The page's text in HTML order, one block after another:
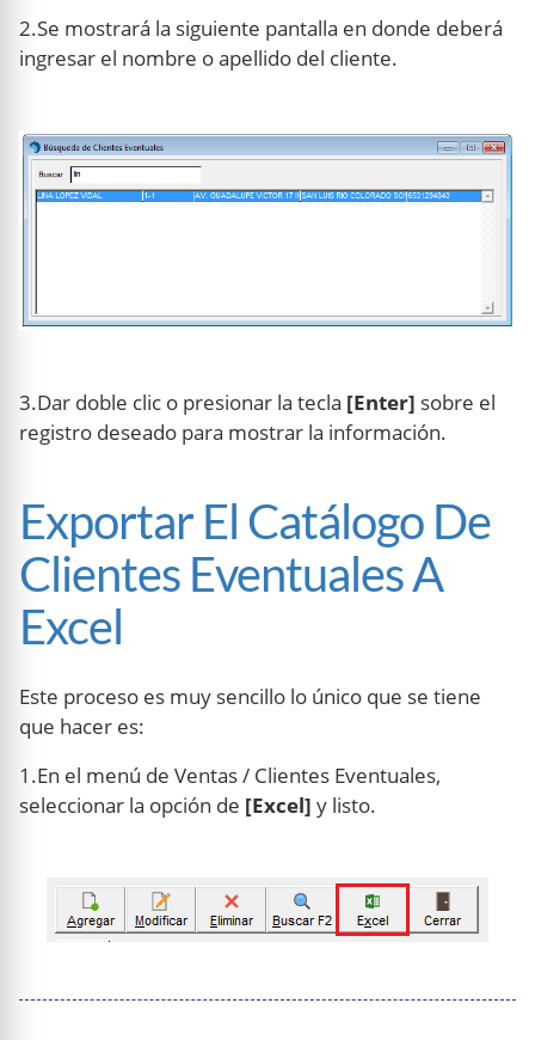
2.Se mostrará la siguiente pantalla en donde deberá
ingresar el nombre o apellido del cliente.
3.Dar doble clic o presionar la tecla [Enter] sobre el
registro deseado para mostrar la información.
Exportar El Catálogo De
Clientes Eventuales A
Excel
Este proceso es muy sencillo lo único que se tiene
que hacer es:
1.En el menú de Ventas / Clientes Eventuales,
seleccionar la opción de [Excel] y listo.